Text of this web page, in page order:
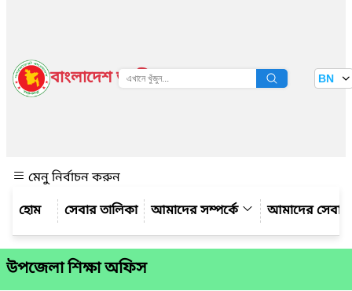
বাংলাদেশ জাতীয় তথ্য বাতায়ন BN
মেনু নির্বাচন করুন
সেবার তালিকা
আমাদের সম্পর্কে আমাদের সেবা
উপজেলা শিক্ষা অফিস